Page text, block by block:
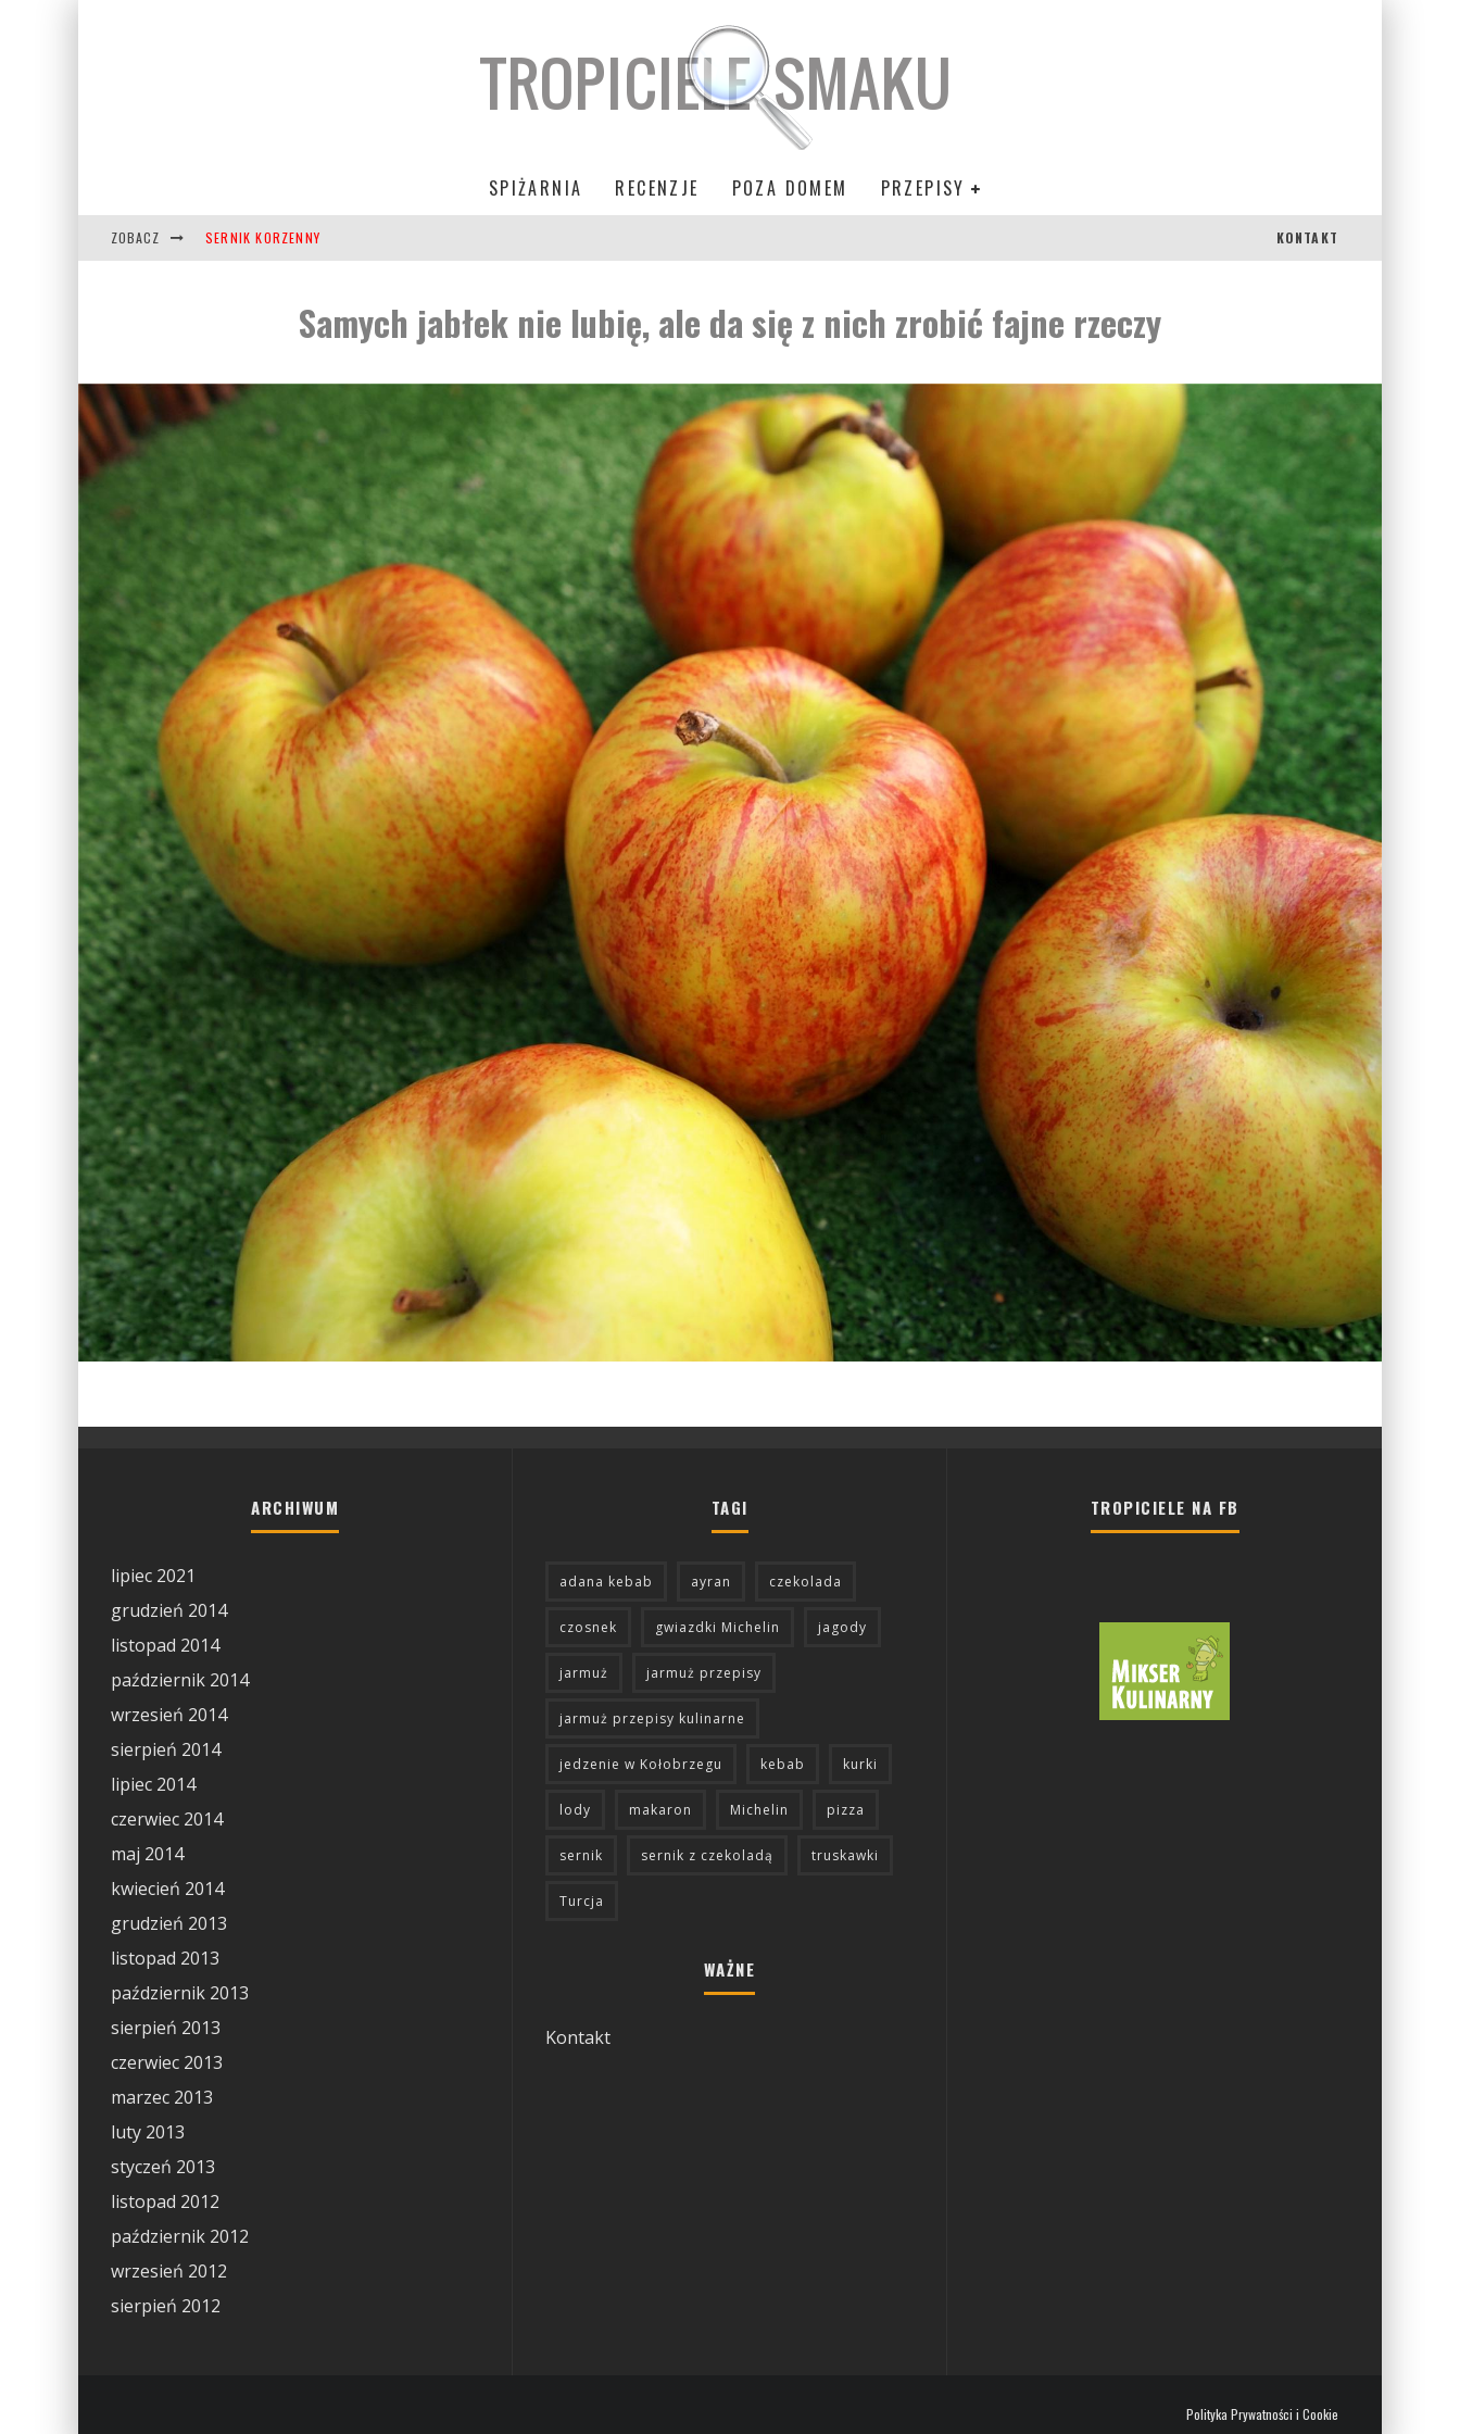
SPIŻARNIA RECENZJE POZA DOMEM PRZEPISY
ZOBACZ SERNIK KORZENNY
KRUCHE CIASTECZKA NA HALLOWEEN
KONTAKT
Samych jabłek nie lubię, ale da się z nich zrobić fajne rzeczy
ARCHIWUM
lipiec 2021
grudzień 2014
listopad 2014
październik 2014
wrzesień 2014
sierpień 2014
lipiec 2014
czerwiec 2014
maj 2014
kwiecień 2014
grudzień 2013
listopad 2013
październik 2013
sierpień 2013
czerwiec 2013
marzec 2013
luty 2013
styczeń 2013
listopad 2012
październik 2012
wrzesień 2012
sierpień 2012
TAGI
adana kebab ayran czekolada
czosnek gwiazdki Michelin jagody
jarmuż jarmuż przepisy
jarmuż przepisy kulinarne
jedzenie w Kołobrzegu kebab kurki
lody makaron Michelin pizza
sernik sernik z czekoladą truskawki
Turcja
WAŻNE
Kontakt
TROPICIELE NA FB
Polityka Prywatności i Cookie